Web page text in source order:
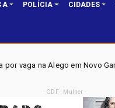
POLÍCIA CIDADES
Gama, aponta pesquisa IGAPE
- GDF - Mulher -